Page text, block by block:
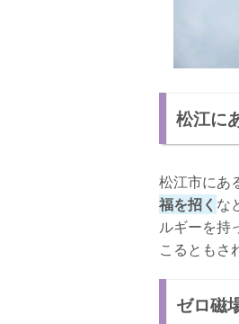
松江に
松江市にあ
福を招く な
ルギーを持
こるともさ
ゼロ磁